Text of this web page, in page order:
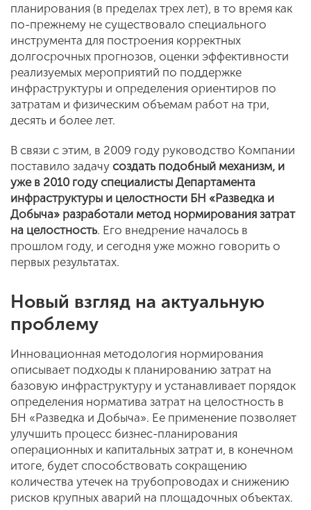
планирования (в пределах трех лет), в то время как
по-прежнему не существовало специального
инструмента для построения корректных
долгосрочных прогнозов, оценки эффективности
реализуемых мероприятий по поддержке
инфраструктуры и определения ориентиров по
затратам и физическим объемам работ на три,
десять и более лет.
В связи с этим, в 2009 году руководство Компании
поставило задачу создать подобный механизм, и
уже в 2010 году специалисты Департамента
инфраструктуры и целостности БН «Разведка и
Добыча» разработали метод нормирования затрат
на целостность. Его внедрение началось в
прошлом году, и сегодня уже можно говорить о
первых результатах.
Новый взгляд на актуальную
проблему
Инновационная методология нормирования
описывает подходы к планированию затрат на
базовую инфраструктуру и устанавливает порядок
определения норматива затрат на целостность в
БН «Разведка и Добыча». Ее применение позволяет
улучшить процесс бизнес-планирования
операционных и капитальных затрат и, в конечном
итоге, будет способствовать сокращению
количества утечек на трубопроводах и снижению
рисков крупных аварий на площадочных объектах.